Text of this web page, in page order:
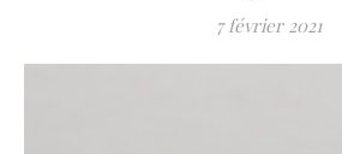
7 février 2021